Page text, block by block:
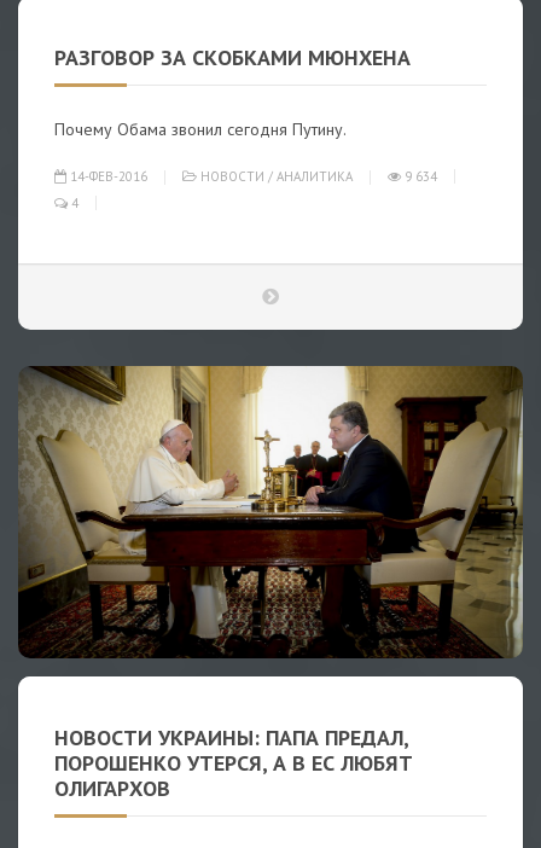
РАЗГОВОР ЗА СКОБКАМИ МЮНХЕНА
Почему Обама звонил сегодня Путину.
14-ФЕВ-2016 НОВОСТИ / АНАЛИТИКА
9 634
4
НОВОСТИ УКРАИНЫ: ПАПА ПРЕДАЛ,
ПОРОШЕНКО УТЕРСЯ, А В ЕС ЛЮБЯТ
ОЛИГАРХОВ